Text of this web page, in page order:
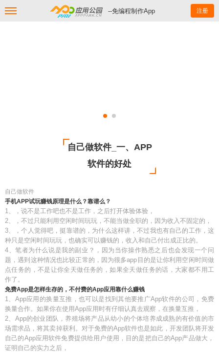
--免编程制作App 注册
自己做软件_一、APP
软件的好处
自己做软件
手机APP试玩赚钱原理是什么？靠谱么？
1、，说不是工作吧也不是工作，之后打开体验体验，
2、，不过只能利用空闲时间玩玩，不能当做全职的，因为收入不固定的，
3、，个人觉得吧，挺靠谱的，为什么这样讲，不过我也有自己的工作，这
种只是空闲时间玩玩，也确实可以赚钱的，收入和自己付出成正比的。
4、笔者为什么说是我的副业？，因为当你操作熟悉之后也会发现一个问
题，遇到这种情况也比较正常的，因为很多app目的是让你利用空闲时间做
点任务的，不是让你全天做任务的，如果全天做任务的话，大家都不用工
作了。
免费App是怎样生存的，不付费的App应用靠什么赚钱
1、App应用的换量互推，也可以是找到其他要推广App软件的公司，免费
换量合作。如果你在使用App应用时有仔细认真去观察，在换量互推，
2、App的创业团队，养殖场将产品从幼小的个体培养成成熟的有价值的市
场需求品，将其卖掉获利。对于免费的App软件也是如此，开发团队将开发
自己的App应用软件免费提供给用户使用，目的是把自己的App产品做大，
证明自己的实力之后，